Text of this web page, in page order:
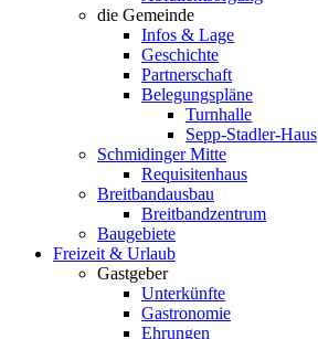
die Gemeinde
Infos & Lage
Geschichte
Partnerschaft
Belegungspläne
Turnhalle
Sepp-Stadler-Haus
Schmidinger Mitte
Requisitenhaus
Breitbandausbau
Breitbandzentrum
Baugebiete
Freizeit & Urlaub
Gastgeber
Unterkünfte
Gastronomie
Ehrungen